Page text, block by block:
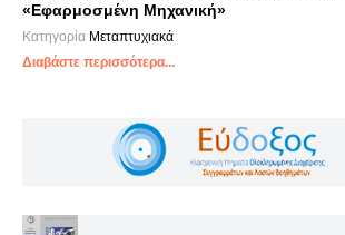
«Εφαρμοσμένη Μηχανική»
Κατηγορία Μεταπτυχιακά
Διαβάστε περισσότερα...